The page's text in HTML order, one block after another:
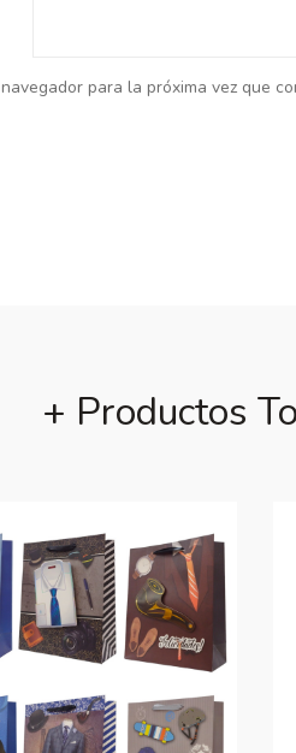
para la próxima vez que
+ Productos